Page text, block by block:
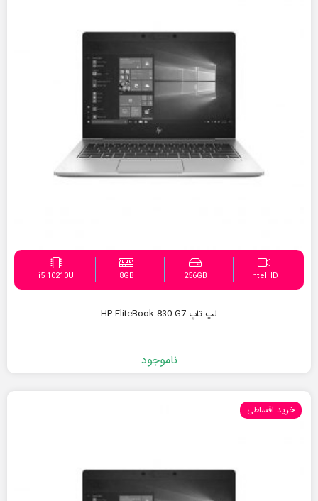
IntelHD
256GB
8GB
i5 10210U
لپ تاپ HP EliteBook 830 G7
ناموجود
خرید اقساطی